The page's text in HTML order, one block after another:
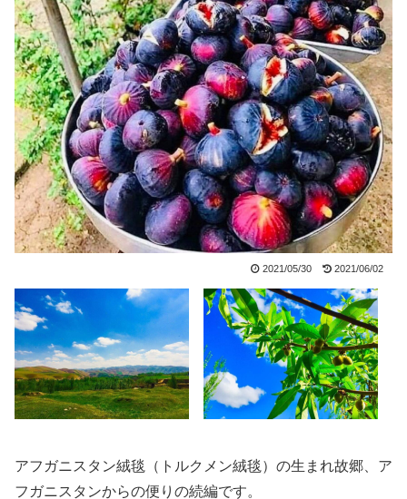
2021/05/30 2021/06/02
アフガニスタン絨毯（トルクメン絨毯）の生まれ故郷、ア
フガニスタンからの便りの続編です。